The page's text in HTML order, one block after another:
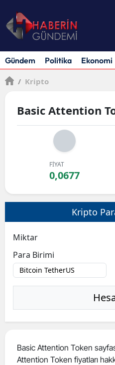
Gündem Politika Ekonomi
/ Kripto
Basic Attention
FİYAT
0,0677
Kripto
Miktar
Para Birimi
Basic Attention Token
Attention Token fiyatları